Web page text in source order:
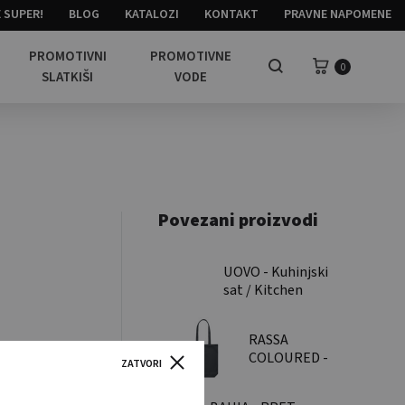
BLOG KATALOZI KONTAKT PRAVNE NAPOMENE
PROMOTIVNI
SLATKIŠI
PROMOTIVNE
VODE
Pretraga
Košarica
0
Povezani proizvodi
UOVO - Kuhinjski
sat / Kitchen
RASSA
COLOURED -
ZATVORI